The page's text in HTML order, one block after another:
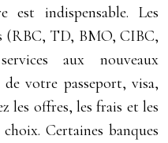
est indispensable. Les
(RBC, TD, BMO, CIBC,
aux nouveaux
votre passeport, visa,
les offres, les frais et les
Certaines banques